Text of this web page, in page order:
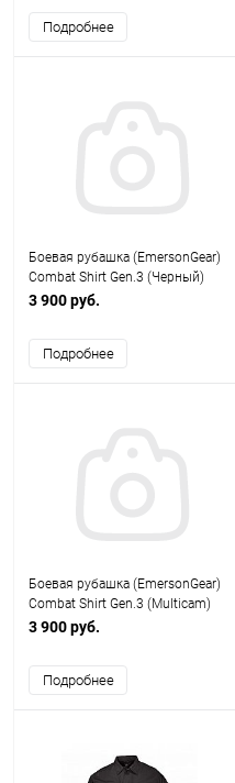
Подробнее
Боевая рубашка (EmersonGear)
Combat Shirt Gen.3 (Черный)
размер M EM9422BKM
3 900 руб.
Подробнее
Боевая рубашка (EmersonGear)
Combat Shirt Gen.3 (Multicam)
размер M EM8567A
3 900 руб.
Подробнее